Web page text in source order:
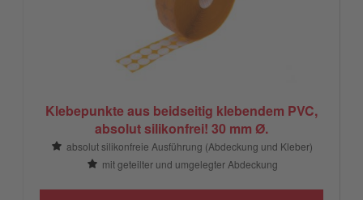
Klebepunkte aus beidseitig klebendem PVC,
absolut silikonfrei! 30 mm Ø.
absolut silikonfreie Ausführung (Abdeckung und Kleber)
mit geteilter und umgelegter Abdeckung